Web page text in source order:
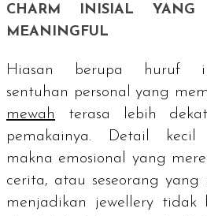
CHARM
INISIAL YANG
MEANINGFUL
Hiasan berupa huruf
sentuhan personal yang
mewah terasa lebih
pemakainya. Detail
makna emosional yang
cerita, atau seseorang yang
menjadikan
jewellery tidak